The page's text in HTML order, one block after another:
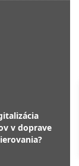
v doprave